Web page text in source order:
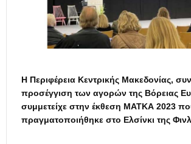
H Περιφέρεια Κεντρικής Μακεδονίας,
προσέγγιση των αγορών της Βόρειας
συμμετείχε στην έκθεση ΜΑΤΚΑ 2023
πραγματοποιήθηκε στο Ελσίνκι της